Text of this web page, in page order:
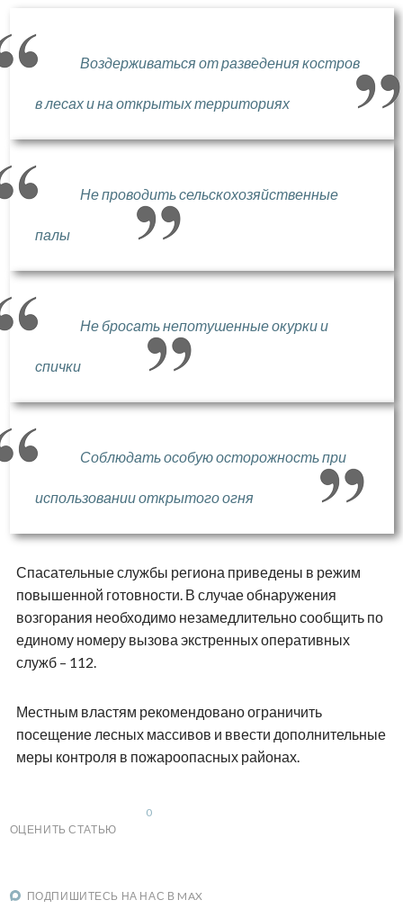
Воздерживаться от разведения костров
в лесах и на открытых территориях
Не проводить сельскохозяйственные
палы
Не бросать непотушенные окурки и
спички
Соблюдать особую осторожность при
использовании открытого огня
Спасательные службы региона приведены в режим
повышенной готовности. В случае обнаружения
возгорания необходимо незамедлительно сообщить по
единому номеру вызова экстренных оперативных
служб – 112.
Местным властям рекомендовано ограничить
посещение лесных массивов и ввести дополнительные
меры контроля в пожароопасных районах.
ОЦЕНИТЬ СТАТЬЮ
0
ПОДПИШИТЕСЬ НА НАС В MAX